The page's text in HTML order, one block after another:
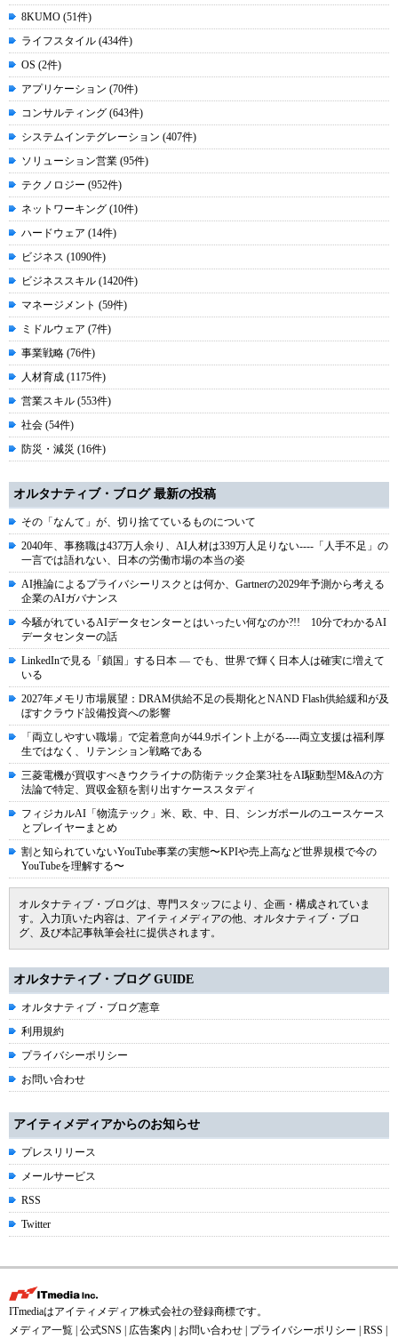
8KUMO (51件)
ライフスタイル (434件)
OS (2件)
アプリケーション (70件)
コンサルティング (643件)
システムインテグレーション (407件)
ソリューション営業 (95件)
テクノロジー (952件)
ネットワーキング (10件)
ハードウェア (14件)
ビジネス (1090件)
ビジネススキル (1420件)
マネージメント (59件)
ミドルウェア (7件)
事業戦略 (76件)
人材育成 (1175件)
営業スキル (553件)
社会 (54件)
防災・減災 (16件)
オルタナティブ・ブログ 最新の投稿
その「なんて」が、切り捨てているものについて
2040年、事務職は437万人余り、AI人材は339万人足りない----「人手不足」の
一言では語れない、日本の労働市場の本当の姿
AI推論によるプライバシーリスクとは何か、Gartnerの2029年予測から考える
企業のAIガバナンス
今騒がれているAIデータセンターとはいったい何なのか?!! 10分でわかるAI
データセンターの話
LinkedInで見る「鎖国」する日本 ― でも、世界で輝く日本人は確実に増えて
いる
2027年メモリ市場展望：DRAM供給不足の長期化とNAND Flash供給緩和が及
ぼすクラウド設備投資への影響
「両立しやすい職場」で定着意向が44.9ポイント上がる----両立支援は福利厚
生ではなく、リテンション戦略である
三菱電機が買収すべきウクライナの防衛テック企業3社をAI駆動型M&Aの方
法論で特定、買収金額を割り出すケーススタディ
フィジカルAI「物流テック」米、欧、中、日、シンガポールのユースケース
とプレイヤーまとめ
割と知られていないYouTube事業の実態〜KPIや売上高など世界規模で今の
YouTubeを理解する〜
オルタナティブ・ブログは、専門スタッフにより、企画・構成されていま
す。入力頂いた内容は、アイティメディアの他、オルタナティブ・ブロ
グ、及び本記事執筆会社に提供されます。
オルタナティブ・ブログ GUIDE
オルタナティブ・ブログ憲章
利用規約
プライバシーポリシー
お問い合わせ
アイティメディアからのお知らせ
プレスリリース
メールサービス
RSS
Twitter
ITmediaはアイティメディア株式会社の登録商標です。
メディア一覧 | 公式SNS | 広告案内 | お問い合わせ | プライバシーポリシー | RSS |